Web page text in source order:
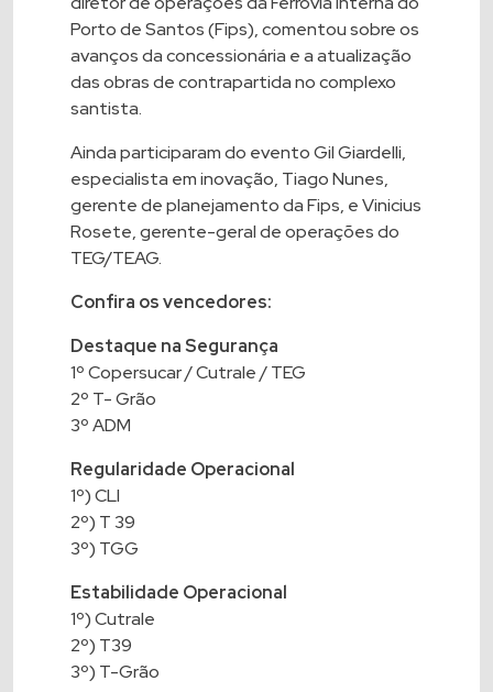
Porto de Santos (Fips), comentou sobre os
avanços da concessionária e a atualização
das obras de contrapartida no complexo
santista.
Ainda participaram do evento Gil Giardelli,
especialista em inovação, Tiago Nunes,
gerente de planejamento da Fips, e Vinicius
Rosete, gerente-geral de operações do
TEG/TEAG.
Confira os vencedores:
Destaque na Segurança
1º Copersucar / Cutrale / TEG
2º T- Grão
3º ADM
Regularidade Operacional
1º) CLI
2º) T 39
3º) TGG
Estabilidade Operacional
1º) Cutrale
2º) T39
3º) T-Grão